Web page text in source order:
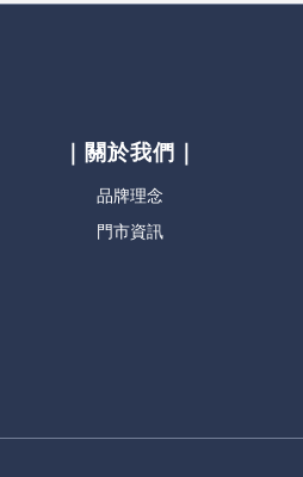
｜關於我們｜
品牌理念
門市資訊